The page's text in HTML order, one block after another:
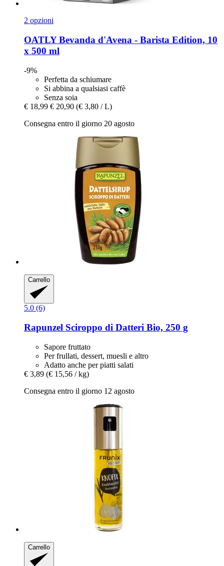
2 opzioni
OATLYBevanda d'Avena -​ Barista Edition, 10
x 500 ml
-9%
Perfetta da schiumare
Si abbina a qualsiasi caffè
Senza soia
€ 18,99 € 20,90 (€ 3,80 / L)
Consegna entro il giorno 20 agosto
Carrello
5.0 (6)
Rapunzel Sciroppo di Datteri Bio, 250 g
Sapore fruttato
Per frullati, dessert, muesli e altro
Adatto anche per piatti salati
€ 3,89 (€ 15,56 / kg)
Consegna entro il giorno 12 agosto
Carrello